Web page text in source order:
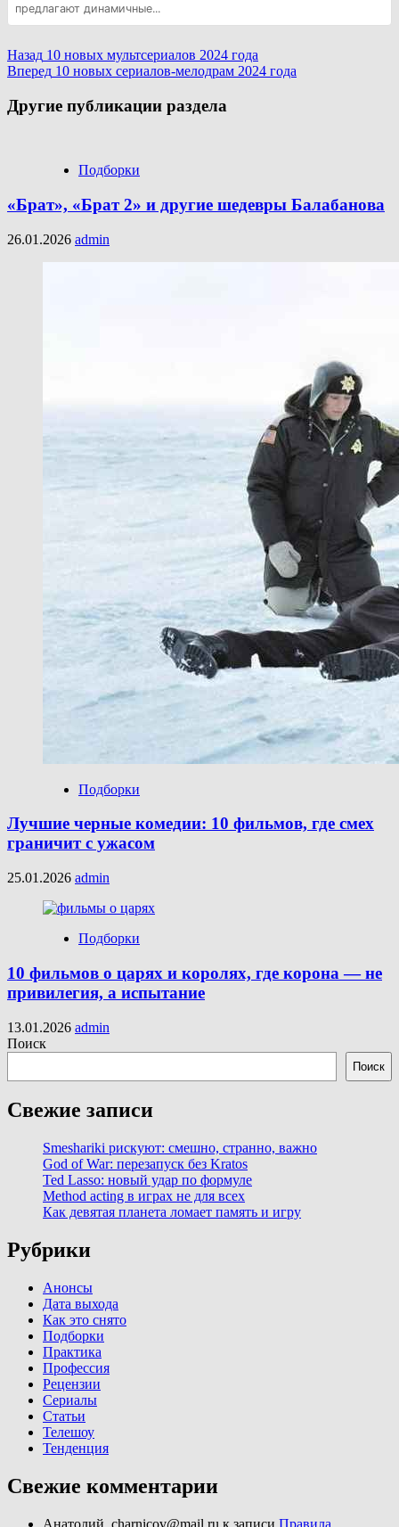
предлагают динамичные...
Continue
Reading
Назад 10 новых мультсериалов 2024 года
Вперед 10 новых сериалов-мелодрам 2024 года
Другие публикации раздела
Подборки
«Брат», «Брат 2» и другие шедевры Балабанова
26.01.2026 admin
Подборки
Лучшие черные комедии: 10 фильмов, где смех
граничит с ужасом
25.01.2026 admin
Подборки
10 фильмов о царях и королях, где корона — не
привилегия, а испытание
13.01.2026 admin
Поиск
Поиск
Свежие записи
Smeshariki рискуют: смешно, странно, важно
God of War: перезапуск без Kratos
Ted Lasso: новый удар по формуле
Method acting в играх не для всех
Как девятая планета ломает память и игру
Рубрики
Анонсы
Дата выхода
Как это снято
Подборки
Практика
Профессия
Рецензии
Сериалы
Статьи
Телешоу
Тенденция
Свежие комментарии
Анатолий, charnicov@mail.ru к записи Правила